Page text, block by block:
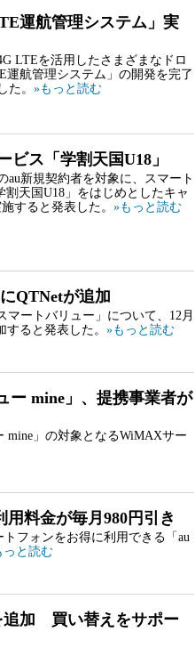
運航管理システム」実
LTEを活用したさまざまなドロ
運航管理システム」の開発を完了
た。 »もっと読む
ス「学割天国U18」
au新規契約者を対象に、スマート
天国U18」をはじめとしたキャ
すると発表した。 »もっと読む
QTNetが追加
マートバリュー」について、12月
ると発表した。 »もっと読む
ー mine」、提携事業者が
mine」の対象となるWiMAXサー
料金が毎月980円引き
フォンをお得に利用できる「au
っと読む
追加 買い替えをサポー